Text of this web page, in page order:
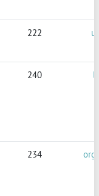
222
240
234